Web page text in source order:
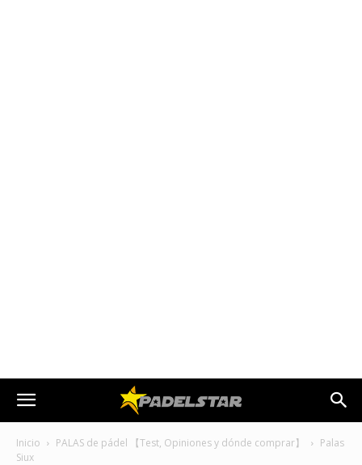
Inicio PALAS de pádel 【Test, Opiniones y dónde comprar】
Palas
Siux